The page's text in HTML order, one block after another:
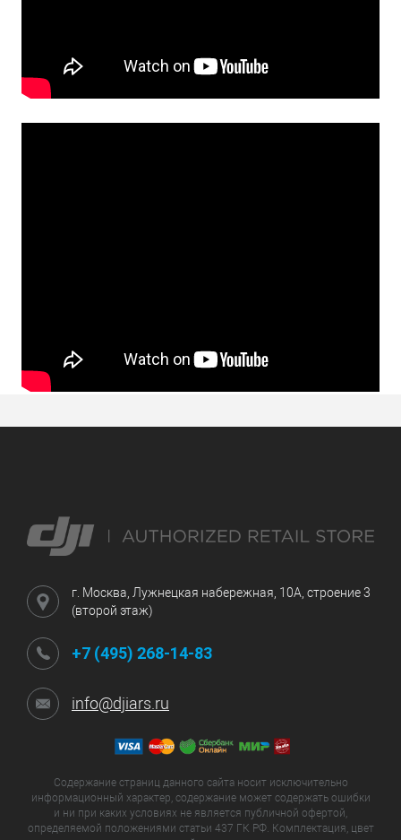
г. Москва, Лужнецкая набережная, 10А, строение 3
(второй этаж)
+7 (495) 268-14-83
info@djiars.ru
Содержание страниц данного сайта носит исключительно
информационный характер, содержание может содержать ошибки
и ни при каких условиях не является публичной офертой,
определяемой положениями статьи 437 ГК РФ. Комплектация, цвет